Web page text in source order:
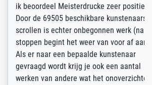
Meisterdrucke zeer positief.
beschikbare kunstenaars
echter onbegonnen werk (na
het weer van voor af aan).
een bepaalde kunstenaar
wordt krijg je ook een aantal
andere wat het onoverzichtelijk